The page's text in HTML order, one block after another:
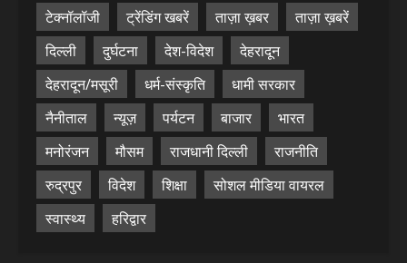
टेक्नॉलॉजी
ट्रेंडिंग खबरें ताज़ा ख़बर
ताज़ा ख़बरें
दिल्ली
दुर्घटना देश-विदेश
देहरादून
देहरादून/मसूरी
धर्म-संस्कृति
धामी सरकार
नैनीताल
न्यूज़ पर्यटन बाजार
भारत
मनोरंजन
मौसम राजधानी दिल्ली
राजनीति
रुद्रपुर
विदेश शिक्षा
सोशल मीडिया वायरल
स्वास्थ्य
हरिद्वार